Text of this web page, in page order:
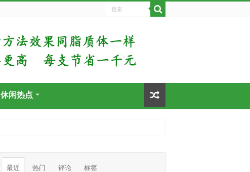
休闲热点
最近 热门 评论 标签